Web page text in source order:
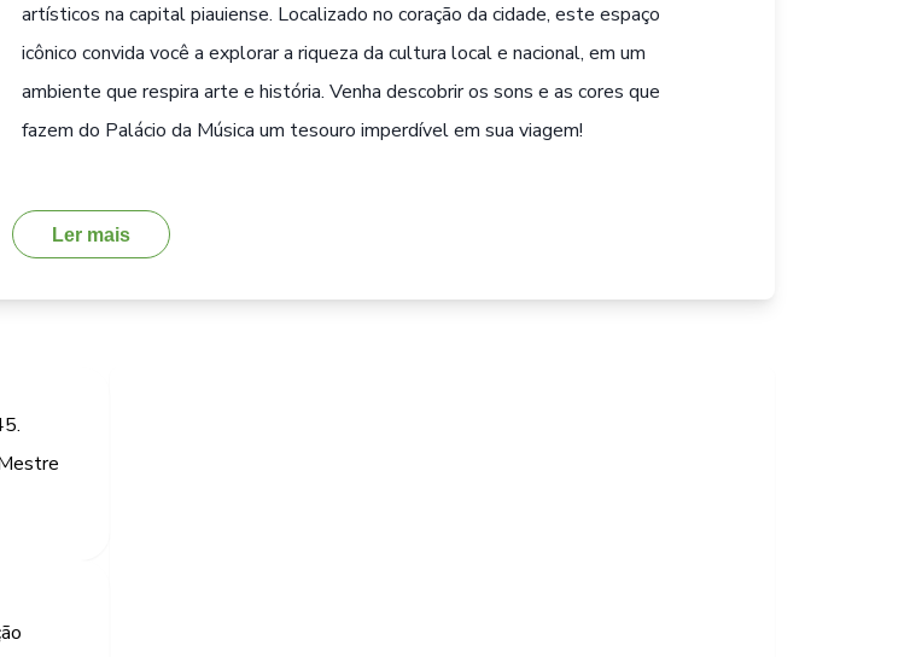
artísticos na capital piauiense. Localizado no coração da cidade, este espaço
icônico convida você a explorar a riqueza da cultura local e nacional, em um
ambiente que respira arte e história. Venha descobrir os sons e as cores que
fazem do Palácio da Música um tesouro imperdível em sua viagem!
Ler mais